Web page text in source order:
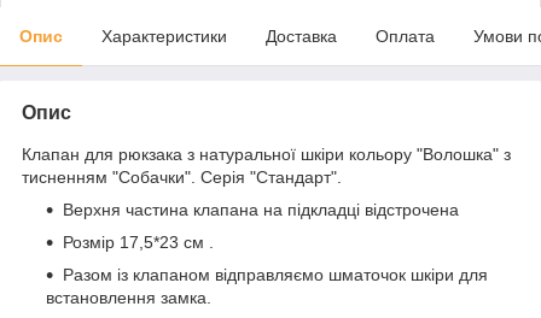
Опис Характеристики Доставка Оплата Умови
Опис
Клапан для рюкзака з натуральної шкіри кольору "Волошка" з
тисненням "Собачки". Серія "Стандарт".
Верхня частина клапана на підкладці відстрочена
Розмір 17,5*23 см .
Разом із клапаном відправляємо шматочок шкіри для
встановлення замка.